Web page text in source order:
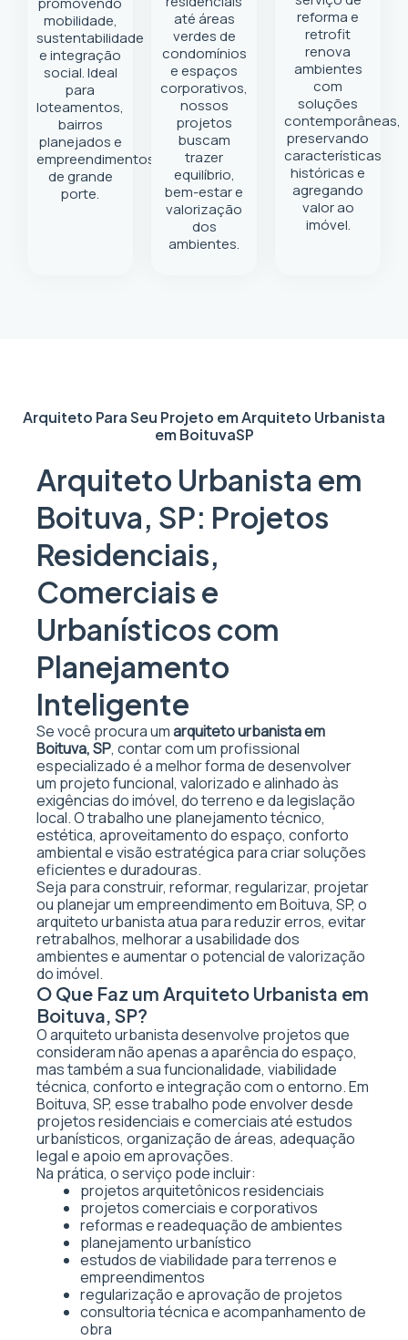
mobilidade,
sustentabilidade
e integração
social. Ideal
para
loteamentos,
bairros
planejados e
empreendimentos
de grande
porte.
até áreas
verdes de
condomínios
e espaços
corporativos,
nossos
projetos
buscam
trazer
equilíbrio,
bem-estar e
valorização
dos
ambientes.
reforma e
retrofit
renova
ambientes
com
soluções
contemporâneas,
preservando
características
históricas e
agregando
valor ao
imóvel.
Arquiteto Para Seu Projeto emArquiteto Urbanista
em BoituvaSP
Arquiteto Urbanista em
Boituva, SP: Projetos
Residenciais,
Comerciais e
Urbanísticos com
Planejamento
Inteligente
Se você procura umarquiteto urbanista em
Boituva, SP, contar com um profissional
especializado é a melhor forma de desenvolver
um projeto funcional, valorizado e alinhado às
exigências do imóvel, do terreno e da legislação
local. O trabalho une planejamento técnico,
estética, aproveitamento do espaço, conforto
ambiental e visão estratégica para criar soluções
eficientes e duradouras.
Seja para construir, reformar, regularizar, projetar
ou planejar um empreendimento em Boituva, SP, o
arquiteto urbanista atua para reduzir erros, evitar
retrabalhos, melhorar a usabilidade dos
ambientes e aumentar o potencial de valorização
do imóvel.
O Que Faz um Arquiteto Urbanista em
Boituva, SP?
O arquiteto urbanista desenvolve projetos que
consideram não apenas a aparência do espaço,
mas também a sua funcionalidade, viabilidade
técnica, conforto e integração com o entorno. Em
Boituva, SP, esse trabalho pode envolver desde
projetos residenciais e comerciais até estudos
urbanísticos, organização de áreas, adequação
legal e apoio em aprovações.
Na prática, o serviço pode incluir:
projetos arquitetônicos residenciais
projetos comerciais e corporativos
reformas e readequação de ambientes
planejamento urbanístico
estudos de viabilidade para terrenos e
empreendimentos
regularização e aprovação de projetos
consultoria técnica e acompanhamento de
obra